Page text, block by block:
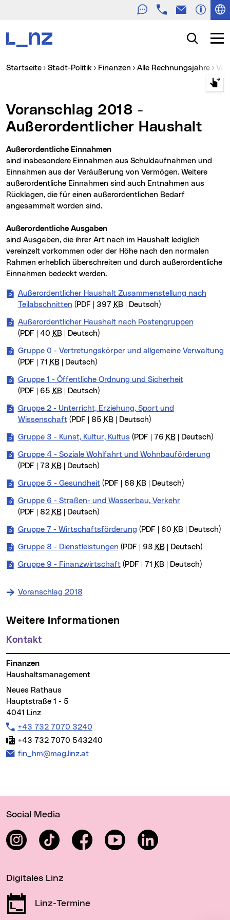
TelefonE-Mail
Suche
Sie sind hier:
Startseite Stadt-Politik Finanzen Alle Rechnungsjahre
Voranschlag 2018 -
Außerordentlicher Haushalt
Außerordentliche Einnahmen
sind insbesondere Einnahmen aus Schuldaufnahmen und
Einnahmen aus der Veräußerung von Vermögen. Weitere
außerordentliche Einnahmen sind auch Entnahmen aus
Rücklagen, die für einen außerordentlichen Bedarf
angesammelt worden sind.
Außerordentliche Ausgaben
sind Ausgaben, die ihrer Art nach im Haushalt lediglich
vereinzelt vorkommen oder der Höhe nach den normalen
Rahmen erheblich überschreiten und durch außerordentliche
Einnahmen bedeckt werden.
Außerordentlicher Haushalt Zusammenstellung nach
Teilabschnitten (PDF | 397 KB| Deutsch)
Außerordentlicher Haushalt nach Postengruppen
(PDF | 40 KB| Deutsch)
Gruppe 0 - Vertretungskörper und allgemeine Verwaltung
(PDF | 71 KB| Deutsch)
Gruppe 1 - Öffentliche Ordnung und Sicherheit
(PDF | 65 KB| Deutsch)
Gruppe 2 - Unterricht, Erziehung, Sport und
Wissenschaft (PDF | 85 KB| Deutsch)
Gruppe 3 - Kunst, Kultur, Kultus (PDF | 76 KB| Deutsch)
Gruppe 4 - Soziale Wohlfahrt und Wohnbauförderung
(PDF | 73 KB| Deutsch)
Gruppe 5 - Gesundheit (PDF | 68 KB| Deutsch)
Gruppe 6 - Straßen- und Wasserbau, Verkehr
(PDF | 82 KB| Deutsch)
Gruppe 7 - Wirtschaftsförderung (PDF | 60 KB| Deutsch)
Gruppe 8 - Dienstleistungen (PDF | 93 KB| Deutsch)
Gruppe 9 - Finanzwirtschaft (PDF | 71 KB| Deutsch)
Voranschlag 2018
Weitere Informationen
Kontakt
Finanzen
Haushaltsmanagement
Neues Rathaus
Hauptstraße 1 - 5
4041 Linz
Telefon:
+43 732 7070 3240
Fax:
+43 732 7070 543240
E-Mail Adresse:
fin_hm@mag.linz.at
Social Media
InstagramTikTok FacebookYouTube LinkedIn
Digitales Linz
Linz-Termine